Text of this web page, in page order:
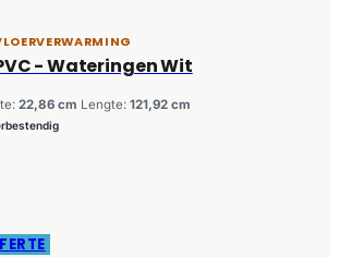
- Wateringen Wit
22,86 cm Lengte: 121,92 cm